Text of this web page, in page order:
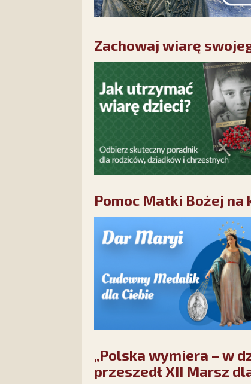
Zachowaj wiarę
Pomoc Matki Bożej na
„Polska wymiera – w
przeszedł XII Marsz